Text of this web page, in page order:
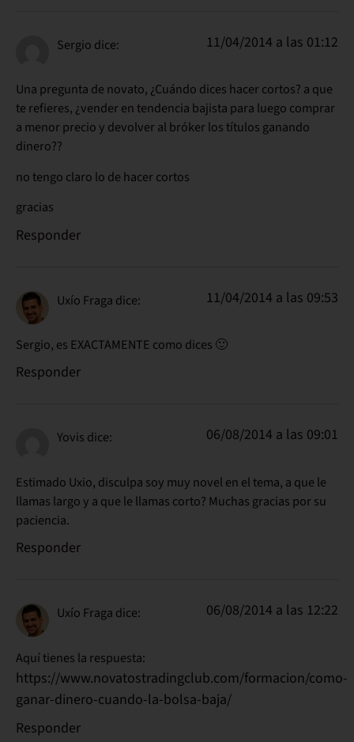
Sergio dice: 11/04/2014 a las 01:12
Una pregunta de novato, ¿Cuándo dices hacer cortos? a que
te refieres, ¿vender en tendencia bajista para luego comprar
a menor precio y devolver al bróker los títulos ganando
dinero??
no tengo claro lo de hacer cortos
gracias
Responder
Uxío Fraga dice: 11/04/2014 a las 09:53
Sergio, es EXACTAMENTE como dices 🙂
Responder
Yovis dice: 06/08/2014 a las 09:01
Estimado Uxio, disculpa soy muy novel en el tema, a que le
llamas largo y a que le llamas corto? Muchas gracias por su
paciencia.
Responder
Uxío Fraga dice: 06/08/2014 a las 12:22
Aquí tienes la respuesta:
https://www.novatostradingclub.com/formacion/como-
ganar-dinero-cuando-la-bolsa-baja/
Responder